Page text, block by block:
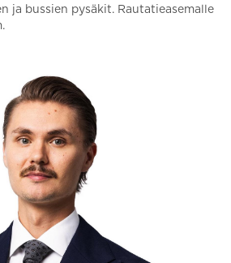
ja bussien pysäkit. Rautatieasemalle